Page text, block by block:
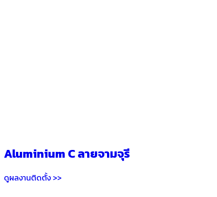
Aluminium C ลายจามจุรี
ดูผลงานติดตั้ง >>